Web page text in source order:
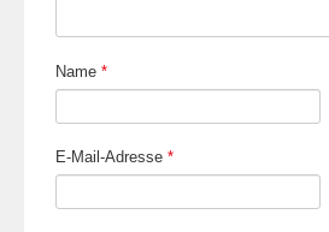
Name *
E-Mail-Adresse *